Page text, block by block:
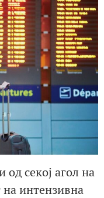
секој агол на
на интензивна